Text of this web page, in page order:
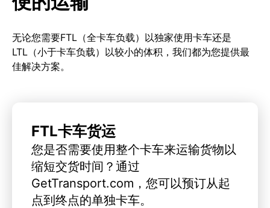
无论您需要FTL（全卡车负载）以独家使用卡车还是
LTL（小于卡车负载）以较小的体积，我们都为您提供最
佳解决方案。
FTL卡车货运
您是否需要使用整个卡车来运输货物以
缩短交货时间？通过
GetTransport.com，您可以预订从起
点到终点的单独卡车。